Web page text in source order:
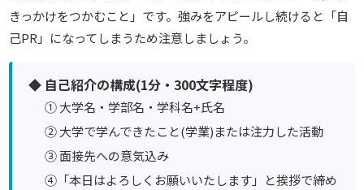
きっかけをつかむこと」です。強みをアピールし続けると「自
己PR」になってしまうため注意しましょう。
◆ 自己紹介の構成(1分・300文字程度)
① 大学名・学部名・学科名+氏名
② 大学で学んできたこと(学業)または注力した活動
③ 面接先への意気込み
④「本日はよろしくお願いいたします」と挨拶で締め